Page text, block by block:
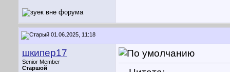
01.06.2025, 11:18
шкипер17
Senior Member
Старшой